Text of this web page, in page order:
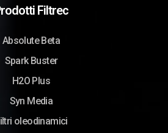
Filtrec
Absolute Beta
Spark Buster
H2O Plus
Syn Media
oleodinamici